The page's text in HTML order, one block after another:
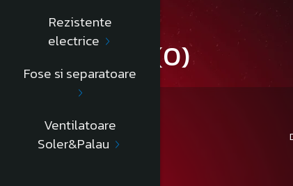
Rezistente
electrice
Fose si separatoare
Ventilatoare
Soler&Palau
Review-uri (0)